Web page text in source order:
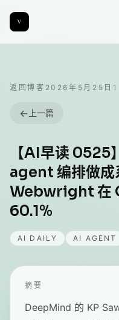
返回博客 2026年5月25日 1
← 上一篇
【AI早读
agent 编排做
Webwright 在
60.1%
AI DAILY AI AGENT
摘要
DeepMind 的 KP